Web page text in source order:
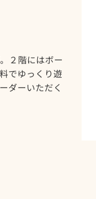
２階にはボー
でゆっくり遊
ダーいただく